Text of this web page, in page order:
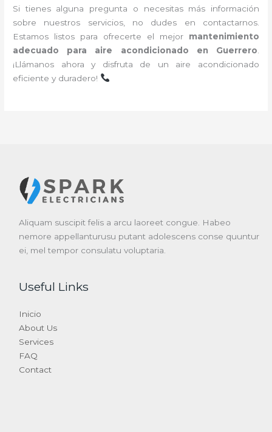
Si tienes alguna pregunta o necesitas más información
sobre nuestros servicios, no dudes en contactarnos.
Estamos listos para ofrecerte el mejor mantenimiento
adecuado para aire acondicionado en Guerrero
¡Llámanos ahora y disfruta de un aire acondicionado
eficiente y duradero!
Aliquam suscipit felis a arcu laoreet congue. Habeo
nemore appellanturusu putant adolescens conse quuntur
ei, mel tempor consulatu voluptaria.
Useful Links
Inicio
About Us
Services
FAQ
Contact